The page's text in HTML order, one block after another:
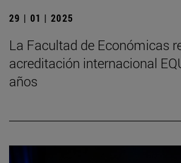
29 | 01 | 2025
La Facultad de Económicas
acreditación internacional
años